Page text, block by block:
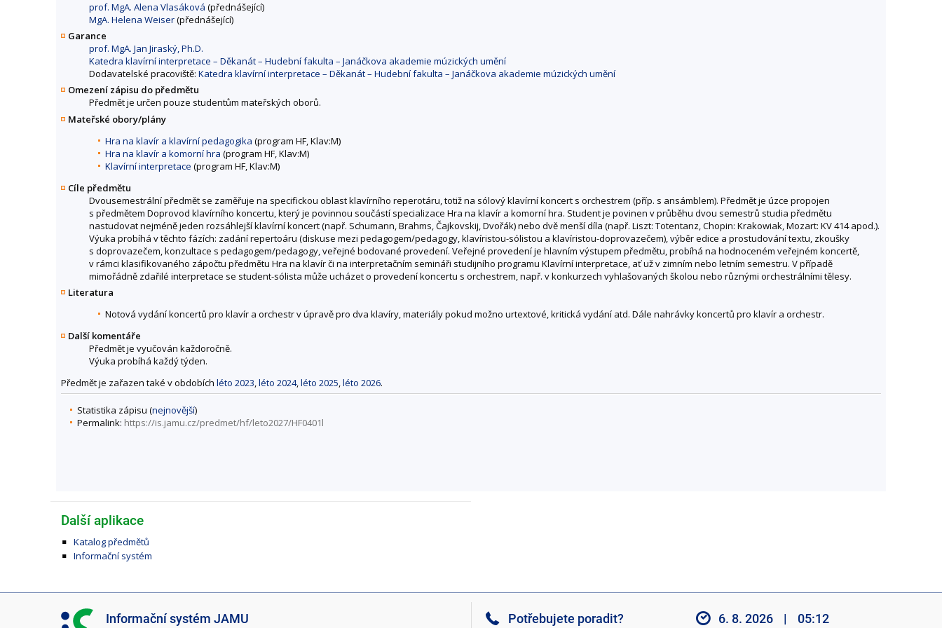
prof. MgA. Alena Vlasáková (přednášející)
MgA. Helena Weiser(přednášející)
Garance
prof. MgA. Jan Jiraský, Ph.D.
Katedra klavírní interpretace – Děkanát – Hudební fakulta – Janáčkova akademie múzických umění
Dodavatelské pracoviště: Katedra klavírní interpretace – Děkanát – Hudební fakulta – Janáčkova akademie múzických umění
Omezení zápisu do předmětu
Předmět je určen pouze studentům mateřských oborů.
Mateřské obory/plány
Hra na klavír a klavírní pedagogika (program HF, Klav:M)
Hra na klavír a komorní hra (program HF, Klav:M)
Klavírní interpretace (program HF, Klav:M)
Cíle předmětu
Dvousemestrální předmět se zaměřuje na specifickou oblast klavírního reperotáru, totiž na sólový klavírní koncert s orchestrem (příp. s ansámblem). Předmět je úzce propojen
s předmětem Doprovod klavírního koncertu, který je povinnou součástí specializace Hra na klavír a komorní hra. Student je povinen v průběhu dvou semestrů studia předmětu
nastudovat nejméně jeden rozsáhlejší klavírní koncert (např. Schumann, Brahms, Čajkovskij, Dvořák) nebo dvě menší díla (např. Liszt: Totentanz, Chopin: Krakowiak, Mozart: KV 414 apod.).
Výuka probíhá v těchto fázích: zadání repertoáru (diskuse mezi pedagogem/pedagogy, klavíristou-sólistou a klavíristou-doprovazečem), výběr edice a prostudování textu, zkoušky
s doprovazečem, konzultace s pedagogem/pedagogy, veřejné bodované provedení. Veřejné provedení je hlavním výstupem předmětu, probíhá na hodnoceném veřejném koncertě,
v rámci klasifikovaného zápočtu předmětu Hra na klavír či na interpretačním semináři studijního programu Klavírní interpretace, ať už v zimním nebo letním semestru. V případě
mimořádně zdařilé interpretace se student-sólista může ucházet o provedení koncertu s orchestrem, např. v konkurzech vyhlašovaných školou nebo různými orchestrálními tělesy.
Literatura
Notová vydání koncertů pro klavír a orchestr v úpravě pro dva klavíry, materiály pokud možno urtextové, kritická vydání atd. Dále nahrávky koncertů pro klavír a orchestr.
Další komentáře
Předmět je vyučován každoročně.
Výuka probíhá každý týden.
Předmět je zařazen také v obdobích léto 2023,léto 2024,léto 2025,léto 2026.
Statistika zápisu (nejnovější)
Permalink: https://is.jamu.cz/predmet/hf/leto2027/HF0401l
Další aplikace
Katalog předmětů
Informační systém
I
Informační systém JAMU Potřebujete poradit? 6. 8. 2026 | 05:12